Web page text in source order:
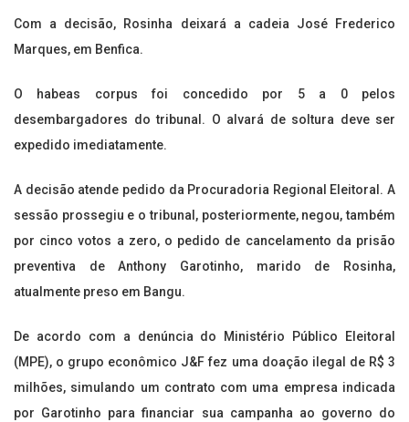
Com a decisão, Rosinha deixará a cadeia José Frederico
Marques, em Benfica.
O habeas corpus foi concedido por 5 a 0 pelos
desembargadores do tribunal. O alvará de soltura deve ser
expedido imediatamente.
A decisão atende pedido da Procuradoria Regional Eleitoral. A
sessão prossegiu e o tribunal, posteriormente, negou, também
por cinco votos a zero, o pedido de cancelamento da prisão
preventiva de Anthony Garotinho, marido de Rosinha,
atualmente preso em Bangu.
De acordo com a denúncia do Ministério Público Eleitoral
(MPE), o grupo econômico J&F fez uma doação ilegal de R$ 3
milhões, simulando um contrato com uma empresa indicada
por Garotinho para financiar sua campanha ao governo do